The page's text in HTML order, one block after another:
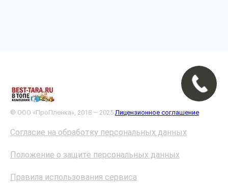
© ООО «ПроПленка», 2018 – 2025 Лицензионное соглашение
Согласие на обработку персональных данных
Положение о защите персональных данных
Правила использования сервиса